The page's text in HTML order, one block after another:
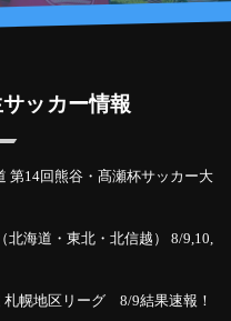
ッカー情報
第14回熊谷・髙瀬杯サッカー大
北海道・東北・北信越） 8/9,10,
札幌地区リーグ 8/9結果速報！